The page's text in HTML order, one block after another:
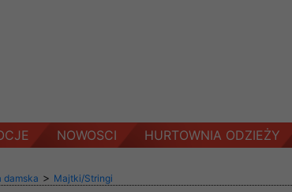
NOWOSCI HURTOWNIA ODZIEŻY
damska > Majtki/Stringi